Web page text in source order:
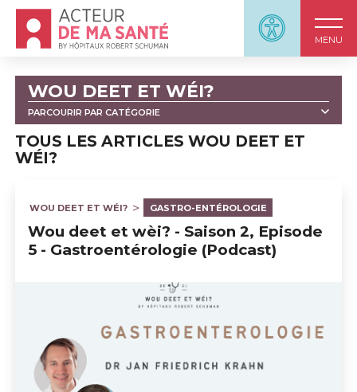
Panneau
MENU
Accueil - Acteur de ma santé, by HôpitauxRobert
WOU DEET ET WÉI?
PARCOURIR PAR CATÉGORIE
TOUT OPTHALMOLOGIE UROLOGIE
FORMATION DES INFIRMIER(E)S
CARDIOLOGIE RHUMATOLOGIE
DIABÉTOLOGIE
DERMATOLOGIE
GASTRO-ENTÉROLOGIE
CHIRURGIE VASCULAIRE RECHERCHE CLINIQUE
TOUS LES ARTICLES WOU DEET ET
WÉI?
WOU DEET ET WÉI? GASTRO-ENTÉROLOGIE
Wou deet et wèi? - Saison 2, Episode
5 - Gastroentérologie (Podcast)